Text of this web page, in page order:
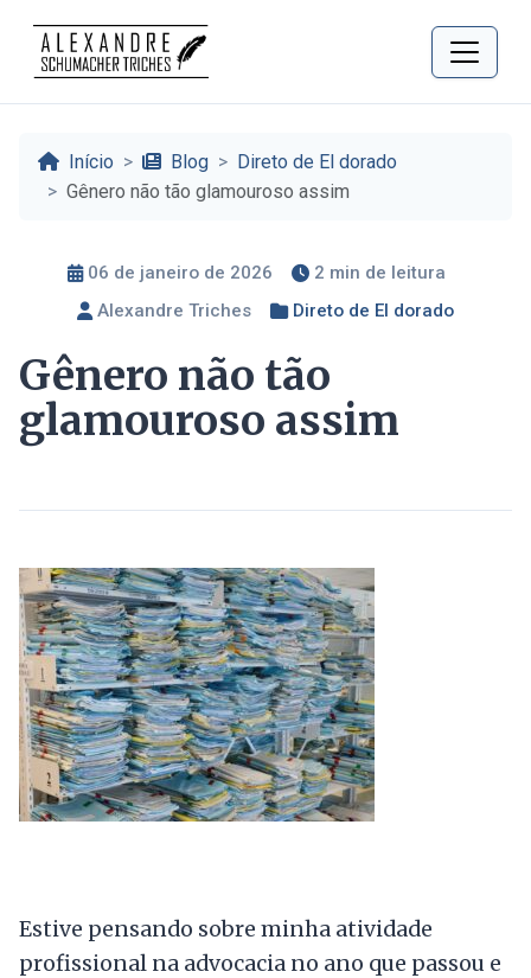
Início Blog
Direto de El dorado
Gênero não tão glamouroso assim
06 de janeiro de 2026
2 min de leitura
Alexandre Triches
Direto de El dorado
Gênero não tão
glamouroso assim
Estive pensando sobre minha atividade
profissional na advocacia no ano que passou e